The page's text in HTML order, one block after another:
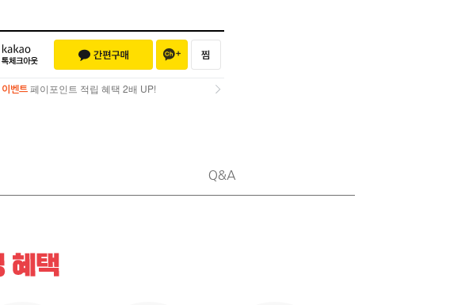
페이포인트 적립 혜택 2배 UP!
이벤트 페이포인트 적립 혜택 2배 UP!
Q&A